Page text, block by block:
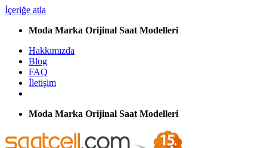
İçeriğe atla
Moda Marka Orijinal Saat Modelleri
Hakkımızda
Blog
FAQ
İletişim
Moda Marka Orijinal Saat Modelleri